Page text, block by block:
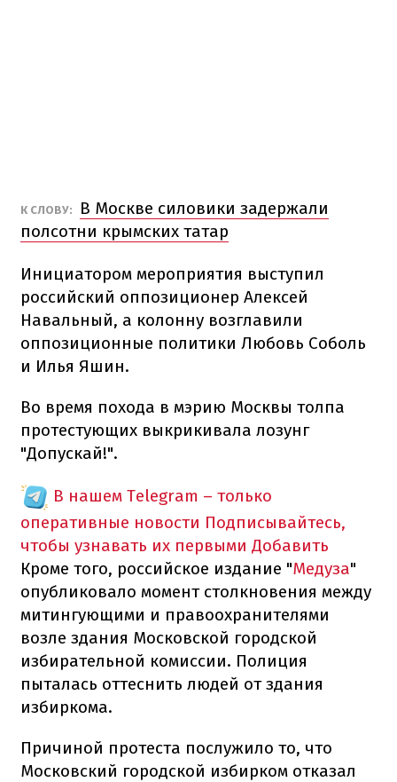
К СЛОВУ:
В Москве силовики задержали
полсотни крымских татар
Инициатором мероприятия выступил
российский оппозиционер Алексей
Навальный, а колонну возглавили
оппозиционные политики Любовь Соболь
и Илья Яшин.
Во время похода в мэрию Москвы толпа
протестующих выкрикивала лозунг
"Допускай!".
В нашем Telegram – только
оперативные новости Подписывайтесь,
чтобы узнавать их первыми Добавить
Кроме того, российское издание "Медуза"
опубликовало момент столкновения между
митингующими и правоохранителями
возле здания Московской городской
избирательной комиссии. Полиция
пыталась оттеснить людей от здания
избиркома.
Причиной протеста послужило то, что
Московский городской избирком отказал